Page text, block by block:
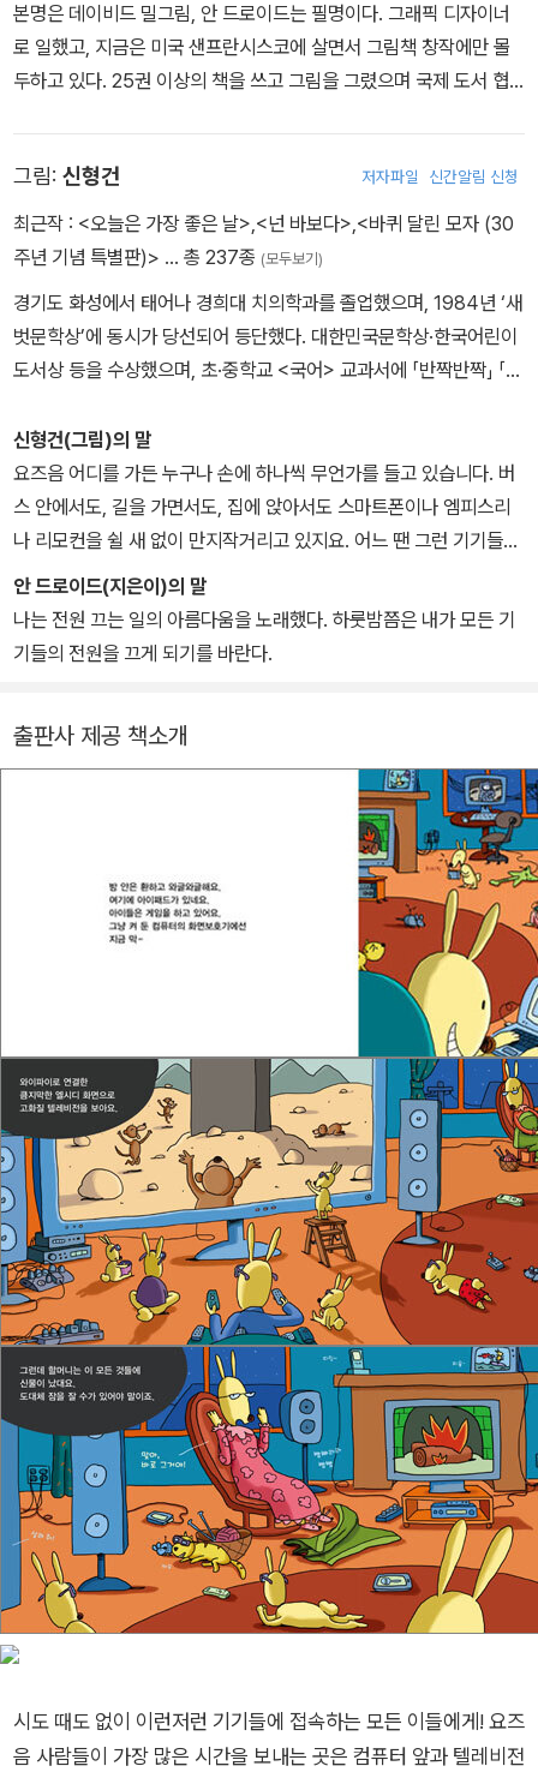
본명은 데이비드 밀그림, 안 드로이드는 필명이다. 그래픽 디자이너
로 일했고, 지금은 미국 샌프란시스코에 살면서 그림책 창작에만 몰
두하고 있다. 25권 이상의 책을 쓰고 그림을 그렸으며 국제 도서 협
그림: 신형건 저자파일 신간알림 신청
최근작 : <오늘은 가장 좋은 날>,<넌 바보다>,<바퀴 달린 모자 (30
주년 기념 특별판)> … 총 237종 (모두보기)
경기도 화성에서 태어나 경희대 치의학과를 졸업했으며, 1984년 ‘새
벗문학상’에 동시가 당선되어 등단했다. 대한민국문학상·한국어린이
도서상 등을 수상했으며, 초·중학교 <국어> 교과서에 「반짝반짝」 「지
인들이 사는 나라』 『나는 나는 1학년』, 옮긴 책으로 『사랑해 사랑해
사랑해』 『친구를 모두 잃어버리는 방법』 『핫 도그』 등이 있다.
신형건(그림)의 말
요즈음 어디를 가든 누구나 손에 하나씩 무언가를 들고 있습니다. 버
스 안에서도, 길을 가면서도, 집에 앉아서도 스마트폰이나 엠피스리
나 리모컨을 쉴 새 없이 만지작거리고 있지요. 어느 땐 그런 기기들이
손에 딱 붙어 버려서 영영 떨어지지 않을 것만 같습니다. 새롭고 편리
하고 재미있는 기기들이 나올 때마다 우리는 마음을 점점 빼앗기고,
거기에 매여 결국 아무 일도 할 수 없을 것만 같지요. 밤새 잠을 푹 자
니다. 하지만 어른들도 이 책을 읽으면 ‘그래, 이제 그만!’ 하며 고개를
끄덕이고는 손에 쥐고 있던 무언가를 내려놓게 될 것입니다.
안 드로이드(지은이)의 말
나는 전원 끄는 일의 아름다움을 노래했다. 하룻밤쯤은 내가 모든 기
기들의 전원을 끄게 되기를 바란다.
출판사 제공 책소개
시도 때도 없이 이런저런 기기들에 접속하는 모든 이들에게! 요즈
음 사람들이 가장 많은 시간을 보내는 곳은 컴퓨터 앞과 텔레비전